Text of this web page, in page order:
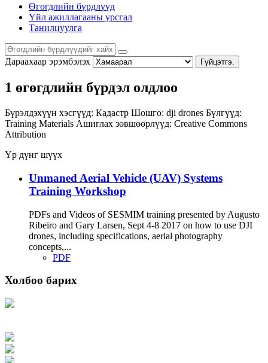
Өгөгдлийн бүрдлүүд
Үйл ажиллагааны урсгал
Танилцуулга
Дараахаар эрэмбэлэх Гүйцэтгэ.
1 өгөгдлийн бүрдэл олдлоо
Бүрэлдэхүүн хэсгүүд: Кадастр Шошго: dji drones Бүлгүүд:
Training Materials Ашиглах зөвшөөрлүүд: Creative Commons
Attribution
Үр дүнг шүүх
Unmaned Aerial Vehicle (UAV) Systems
Training Workshop
PDFs and Videos of SESMIM training presented by Augusto
Ribeiro and Gary Larsen, Sept 4-8 2017 on how to use DJI
drones, including specifications, aerial photography
concepts,...
PDF
Холбоо барих